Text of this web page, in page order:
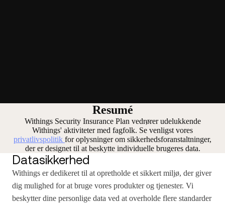
Resumé
Withings Security Insurance Plan vedrører udelukkende
Withings' aktiviteter med fagfolk. Se venligst vores
privatlivspolitik for oplysninger om sikkerhedsforanstaltninger,
der er designet til at beskytte individuelle brugeres data.
Datasikkerhed
Withings er dedikeret til at opretholde et sikkert miljø, der giver
dig mulighed for at bruge vores produkter og tjenester. Vi
beskytter dine personlige data ved at overholde flere standarder